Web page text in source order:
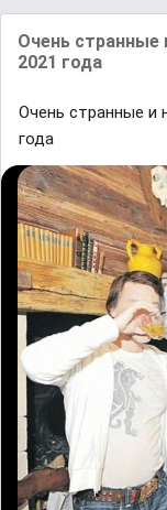
Очень странные
2021 года
Очень странные и
года